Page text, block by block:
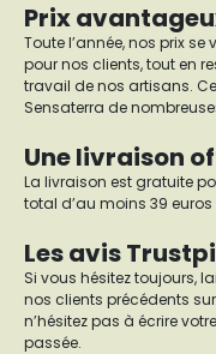
Prix
Toute l’année, nos prix
pour nos clients, tout en
travail de nos artisans.
Sensaterra de
Une livraison
La livraison est gratuite
total d’au moins 39 euros
Les avis
Si vous hésitez toujours,
nos clients précédents
n’hésitez pas à écrire
passée.